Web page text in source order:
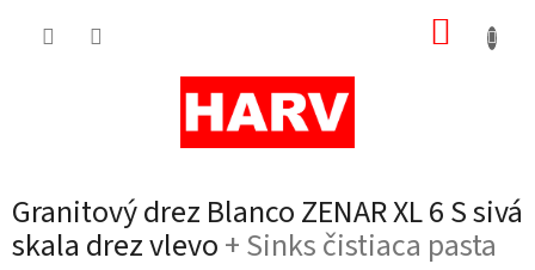
Granitový drez Blanco ZENAR XL 6 S sivá
skala drez vlevo+ Sinks čistiaca pasta